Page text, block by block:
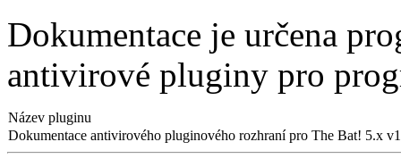
Dokumentace je určena
antivirové pluginy pro
Název pluginu
Dokumentace antivirového pluginového rozhraní pro The Bat! 5.x